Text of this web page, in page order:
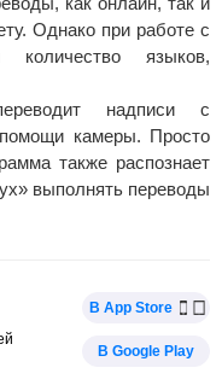
Однако при работе с
языков,
надписи с
камеры. Просто
также распознает
выполнять переводы
В App Store
В Google Play